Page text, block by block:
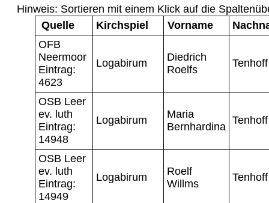
Hinweis: Sortieren mit einem Klick auf die
Quelle
Kirchspiel Vorname
OFB
Neermoor
Eintrag:
4623
Logabirum
Diedrich
Roelfs
Tenhoff
OSB Leer
ev. luth
Eintrag:
14948
Logabirum
Maria
Bernhardina
Tenhoff
OSB Leer
ev. luth
Eintrag:
14949
Logabirum
Roelf
Willms
Tenhoff